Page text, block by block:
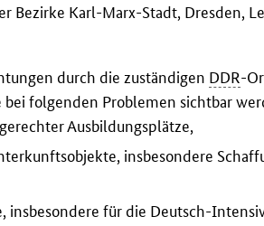
Bezirke Karl-Marx-Stadt, Dresden,
durch die zuständigen DDR-
folgenden Problemen sichtbar
Ausbildungsplätze,
insbesondere
für die Deutsch-